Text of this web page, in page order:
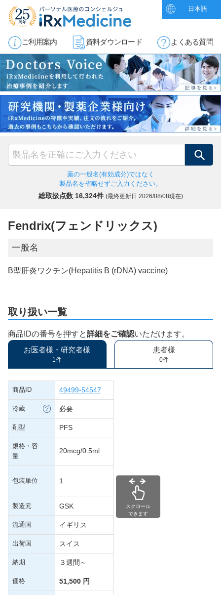
日本語
ご利用案内 資料ダウンロード よくある質問
検索
薬の一般名(有効成分)ではなく
製品名を省略せずご入力ください。
総取扱点数 16,324件 (最終更新日 2026/08/08現在)
Fendrix(フェンドリックス)
一般名
B型肝炎ワクチン(Hepatitis B (rDNA) vaccine)
取り扱い一覧
商品IDの番号を押すと詳細をご確認いただけます。
お医者様・研究者様
1件
患者様
0件
商品ID 49499-54547
冷蔵 必要
剤型 PFS
規格・容
量
20mcg/0.5ml
包装単位 1
製造元 GSK
流通国 イギリス
出荷国 スイス
納期 ３週間～
価格 51,500 円
スクロール
できます